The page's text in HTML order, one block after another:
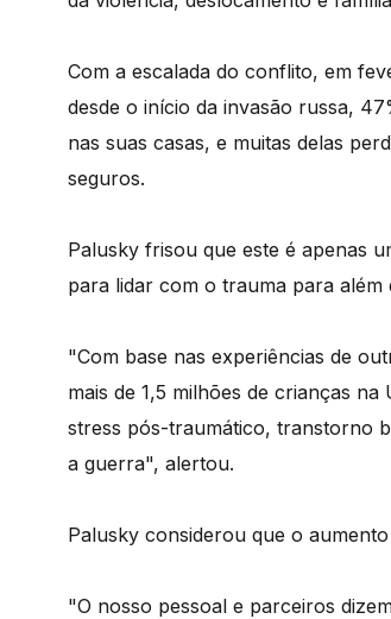
Com a escalada do conflito, em
desde o início da invasão russa,
nas suas casas, e muitas delas
seguros.
Palusky frisou que este é apenas
para lidar com o trauma para além
"Com base nas experiências de
mais de 1,5 milhões de crianças
stress pós-traumático, transtorno
a guerra", alertou.
Palusky considerou que o
"O nosso pessoal e parceiros